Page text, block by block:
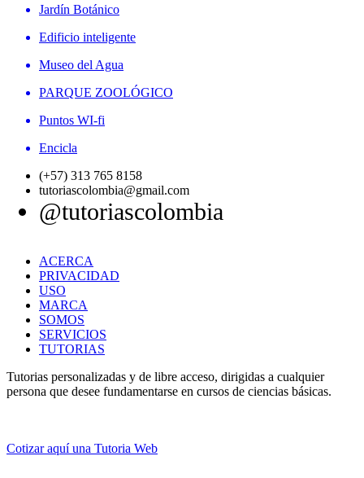
Jardín Botánico
Edificio inteligente
Museo del Agua
PARQUE ZOOLÓGICO
Puntos WI-fi
Encicla
(+57) 313 765 8158
tutoriascolombia@gmail.com
@tutoriascolombia
ACERCA
PRIVACIDAD
USO
MARCA
SOMOS
SERVICIOS
TUTORIAS
Tutorias personalizadas y de libre acceso, dirigidas a cualquier
persona que desee fundamentarse en cursos de ciencias básicas.
Cotizar aquí una Tutoria Web